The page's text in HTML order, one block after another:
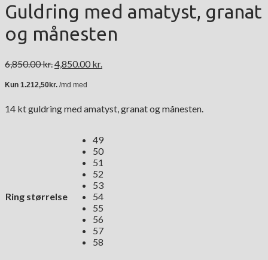
Guldring med amatyst, granat
og månesten
6,850.00kr.Den
pris
6,850.00 kr..
4,850.00 kr.
4,850.00 kr..
14 kt guldring med amatyst, granat og månesten.
Ring størrelse
49
50
51
52
53
54
55
56
57
58